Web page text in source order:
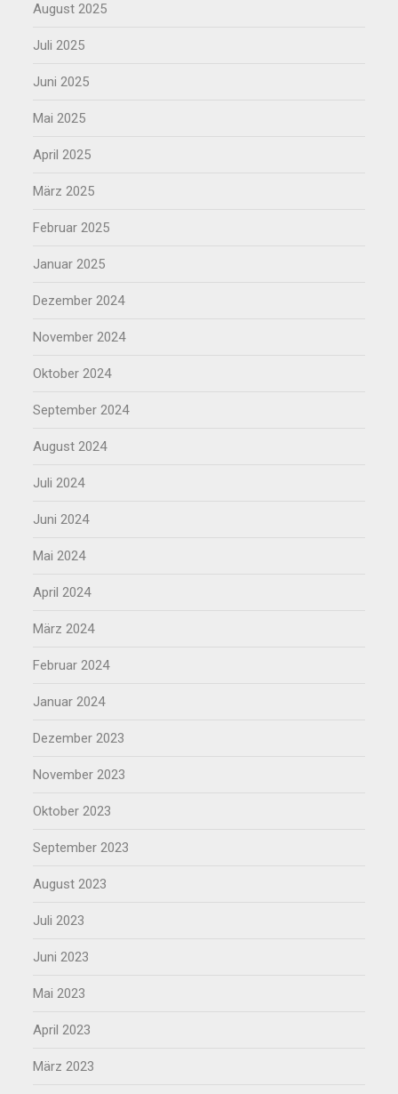
August 2025
Juli 2025
Juni 2025
Mai 2025
April 2025
März 2025
Februar 2025
Januar 2025
Dezember 2024
November 2024
Oktober 2024
September 2024
August 2024
Juli 2024
Juni 2024
Mai 2024
April 2024
März 2024
Februar 2024
Januar 2024
Dezember 2023
November 2023
Oktober 2023
September 2023
August 2023
Juli 2023
Juni 2023
Mai 2023
April 2023
März 2023